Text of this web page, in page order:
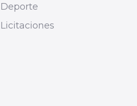
Deporte
Licitaciones